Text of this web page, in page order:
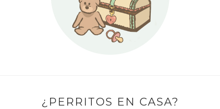
¿PERRITOS EN CASA?